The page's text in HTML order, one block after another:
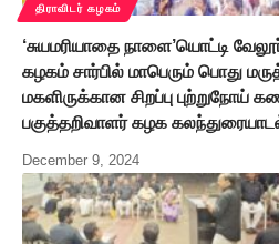
திராவிடர் கழகம்
‘சுயமரியாதை நாளை’யொட்டி
கழகம் சார்பில் மாபெரும் பொது
மகளிருக்கான சிறப்பு புற்றுநோய்
பகுத்தறிவாளர் கழக
December 9, 2024